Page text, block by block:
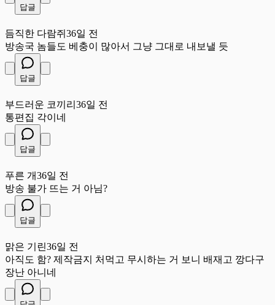
답글
듬직한 다람쥐 36일 전
방송국 놈들도 베충이 많아서 그냥 그대로 내보낼 듯
답글
부드러운 코끼리 36일 전
통편집 각이네
답글
푸른 개36일 전
방송 불가 뜨는 거 아님?
답글
맑은 기린36일 전
아직도 함? 제작금지 처먹고 무시하는 거 보니 배재고 깡다구
장난 아니네